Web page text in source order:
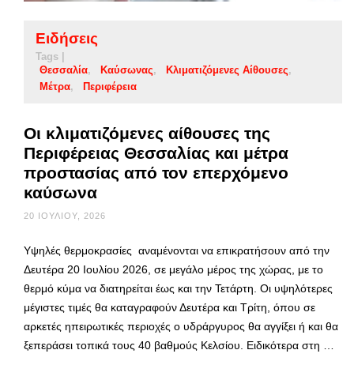
Ειδήσεις
Tags |
Θεσσαλία
Καύσωνας
Κλιματιζόμενες Αίθουσες
Μέτρα
Περιφέρεια
Οι κλιματιζόμενες αίθουσες της
Περιφέρειας Θεσσαλίας και μέτρα
προστασίας από τον επερχόμενο
καύσωνα
20 ΙΟΥΛΊΟΥ, 2026
Υψηλές θερμοκρασίες αναμένονται να επικρατήσουν από την
Δευτέρα 20 Ιουλίου 2026, σε μεγάλο μέρος της χώρας, με το
θερμό κύμα να διατηρείται έως και την Τετάρτη. Οι υψηλότερες
μέγιστες τιμές θα καταγραφούν Δευτέρα και Τρίτη, όπου σε
αρκετές ηπειρωτικές περιοχές ο υδράργυρος θα αγγίξει ή και θα
ξεπεράσει τοπικά τους 40 βαθμούς Κελσίου. Ειδικότερα στη …